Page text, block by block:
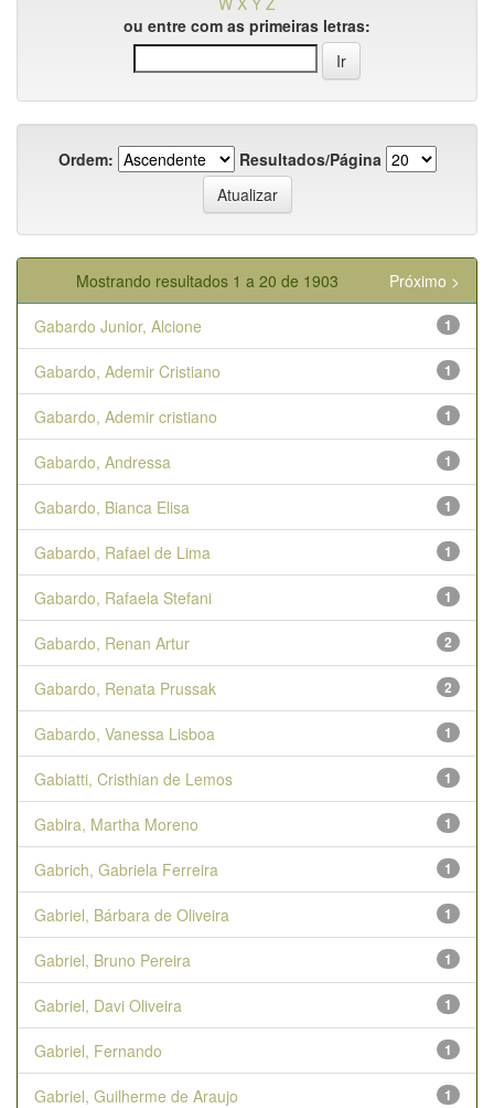
ou entre com as primeiras letras:
Ordem: Resultados/Página
Mostrando resultados 1 a 20 de 1903 Próximo >
Gabardo Junior, Alcione 1
Gabardo, Ademir Cristiano 1
Gabardo, Ademir cristiano 1
Gabardo, Andressa 1
Gabardo, Bianca Elisa 1
Gabardo, Rafael de Lima 1
Gabardo, Rafaela Stefani 1
Gabardo, Renan Artur 2
Gabardo, Renata Prussak 2
Gabardo, Vanessa Lisboa 1
Gabiatti, Cristhian de Lemos 1
Gabira, Martha Moreno 1
Gabrich, Gabriela Ferreira 1
Gabriel, Bárbara de Oliveira 1
Gabriel, Bruno Pereira 1
Gabriel, Davi Oliveira 1
Gabriel, Fernando 1
Gabriel, Guilherme de Araujo 1